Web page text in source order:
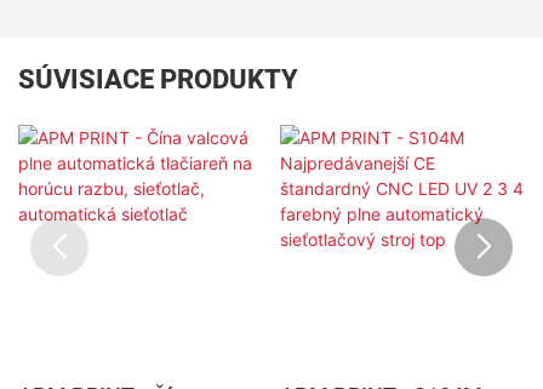
SÚVISIACE PRODUKTY